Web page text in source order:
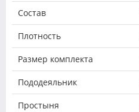
Состав
Плотность
Размер комплекта
Пододеяльник
Простыня